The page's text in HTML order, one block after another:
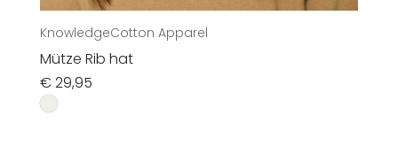
KnowledgeCotton Apparel
Mütze Rib hat
€29,95